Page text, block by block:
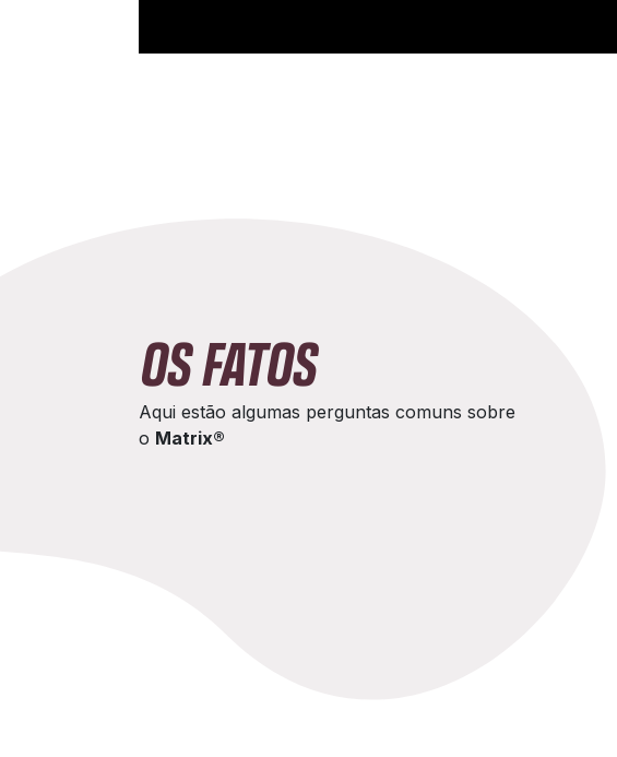
OS FATOS
Aqui estão algumas perguntas comuns sobre
o Matrix®